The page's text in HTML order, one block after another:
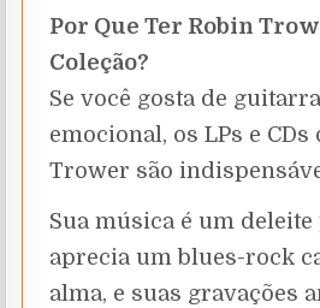
Por Que Ter Robin
Coleção?
Se você gosta de
emocional, os LPs e CDs
Trower são
Sua música é um
aprecia um blues-rock
alma, e suas gravações